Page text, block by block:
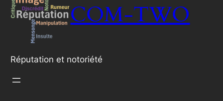
COM-TWO
Réputation et notoriété